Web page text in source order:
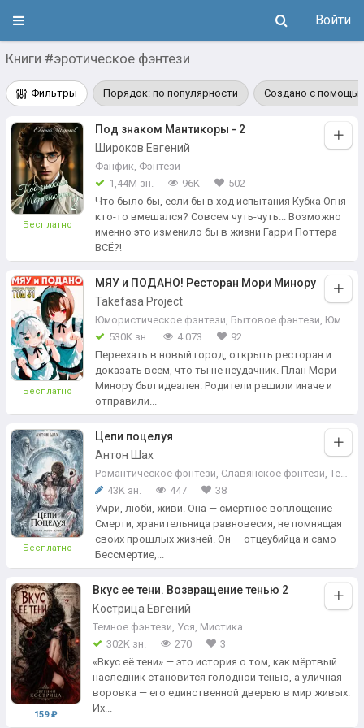
Войти
Книги #эротическое фэнтези
Фильтры Порядок: по популярности Создано с
Бесплатно
Под знаком Мантикоры - 2
Широков Евгений
Фанфик, Фэнтези
1,44М зн.
96K
502
Что было бы, если бы в ход испытания Кубка Огня
кто-то вмешался? Совсем чуть-чуть... Возможно
именно это изменило бы в жизни Гарри Поттера
ВСЁ?!
Бесплатно
МЯУ и ПОДАНО! Ресторан Мори Минору
Takefasa Project
Юмористическое фэнтези, Бытовое фэнтези, Юмор
530K зн.
4 073
92
Переехать в новый город, открыть ресторан и
доказать всем, что ты не неудачник. План Мори
Минору был идеален. Родители решили иначе и
отправили...
Бесплатно
Цепи поцелуя
Антон Шах
Романтическое фэнтези, Славянское фэнтези, Темное фэнтези
43K зн.
447
38
Умри, люби, живи. Она — смертное воплощение
Смерти, хранительница равновесия, не помнящая
своих прошлых жизней. Он — отцеубийца и само
Бессмертие,...
159 ₽
Вкус ее тени. Возвращение тенью 2
Кострица Евгений
Темное фэнтези, Уся, Мистика
302K зн.
270
3
«Вкус её тени» — это история о том, как мёртвый
наследник становится голодной тенью, а уличная
воровка — его единственной дверью в мир живых.
Их...